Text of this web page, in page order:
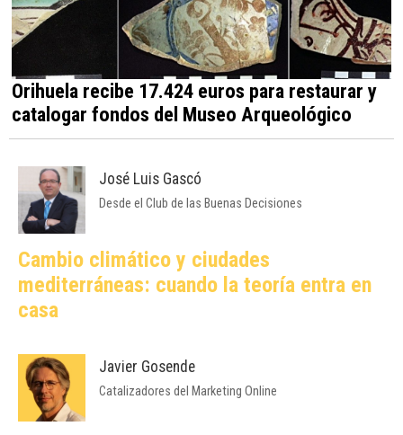
Orihuela recibe 17.424 euros para restaurar y
catalogar fondos del Museo Arqueológico
José Luis Gascó
Desde el Club de las Buenas Decisiones
Cambio climático y ciudades
mediterráneas: cuando la teoría entra en
casa
Javier Gosende
Catalizadores del Marketing Online